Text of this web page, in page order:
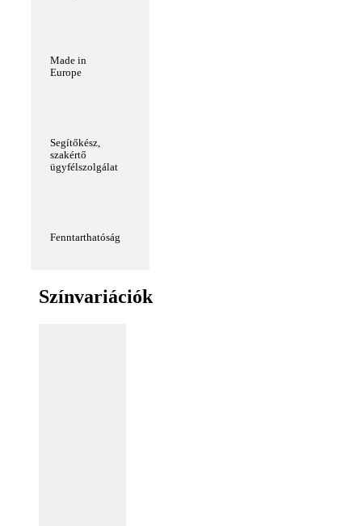
Made in
Europe
Segítőkész,
szakértő
ügyfélszolgálat
Fenntarthatóság
Színvariációk